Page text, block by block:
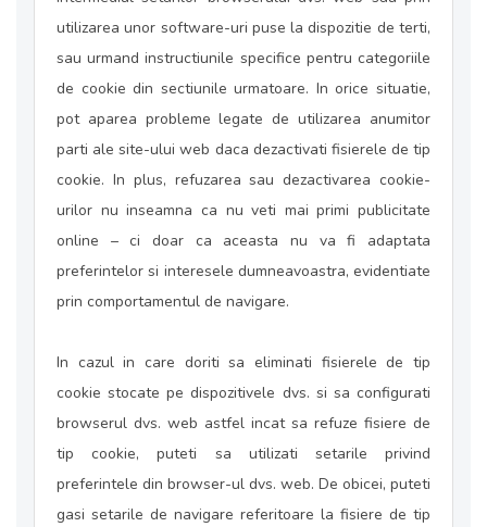
utilizarea unor software-uri puse la dispozitie de terti,
sau urmand instructiunile specifice pentru categoriile
de cookie din sectiunile urmatoare. In orice situatie,
pot aparea probleme legate de utilizarea anumitor
parti ale site-ului web daca dezactivati fisierele de tip
cookie. In plus, refuzarea sau dezactivarea cookie-
urilor nu inseamna ca nu veti mai primi publicitate
online – ci doar ca aceasta nu va fi adaptata
preferintelor si interesele dumneavoastra, evidentiate
prin comportamentul de navigare.
In cazul in care doriti sa eliminati fisierele de tip
cookie stocate pe dispozitivele dvs. si sa configurati
browserul dvs. web astfel incat sa refuze fisiere de
tip cookie, puteti sa utilizati setarile privind
preferintele din browser-ul dvs. web. De obicei, puteti
gasi setarile de navigare referitoare la fisiere de tip